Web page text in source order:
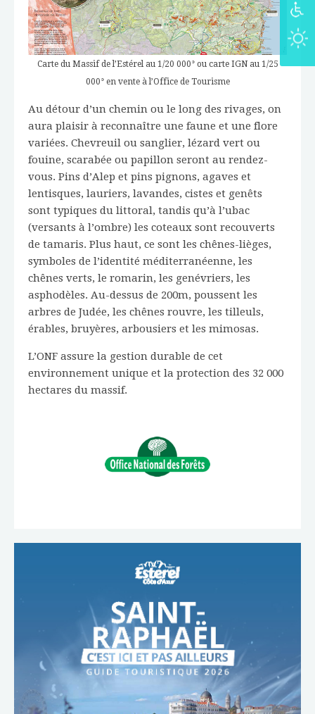
Carte du Massif de l’Estérel au 1/20 000° ou carte IGN au 1/25
000° en vente à l’Office de Tourisme
Au détour d’un chemin ou le long des rivages, on
aura plaisir à reconnaître une faune et une flore
variées. Chevreuil ou sanglier, lézard vert ou
fouine, scarabée ou papillon seront au rendez-
vous. Pins d’Alep et pins pignons, agaves et
lentisques, lauriers, lavandes, cistes et genêts
sont typiques du littoral, tandis qu’à l’ubac
(versants à l’ombre) les coteaux sont recouverts
de tamaris. Plus haut, ce sont les chênes-lièges,
symboles de l’identité méditerranéenne, les
chênes verts, le romarin, les genévriers, les
asphodèles. Au-dessus de 200m, poussent les
arbres de Judée, les chênes rouvre, les tilleuls,
érables, bruyères, arbousiers et les mimosas.
L’ONF assure la gestion durable de cet
environnement unique et la protection des 32 000
hectares du massif.